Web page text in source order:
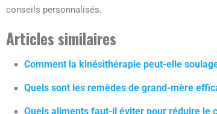
conseils personnalisés.
Articles similaires
Comment la kinésithérapie peut-elle
Quels sont les remèdes de grand-mère
Quels aliments faut-il éviter pour réduire le